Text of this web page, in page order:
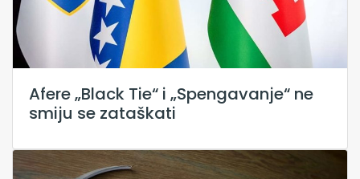
Afere „Black Tie“ i „Spengavanje“ ne
smiju se zataškati